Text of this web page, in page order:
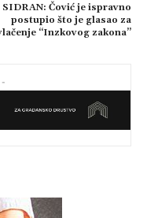
SIDRAN: Čović je ispravno
postupio što je glasao za
“Inzkovog zakona”
-